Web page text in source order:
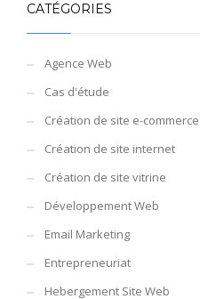
CATÉGORIES
Agence Web
Cas d'étude
Création de site e-commerce
Création de site internet
Création de site vitrine
Développement Web
Email Marketing
Entrepreneuriat
Hebergement Site Web